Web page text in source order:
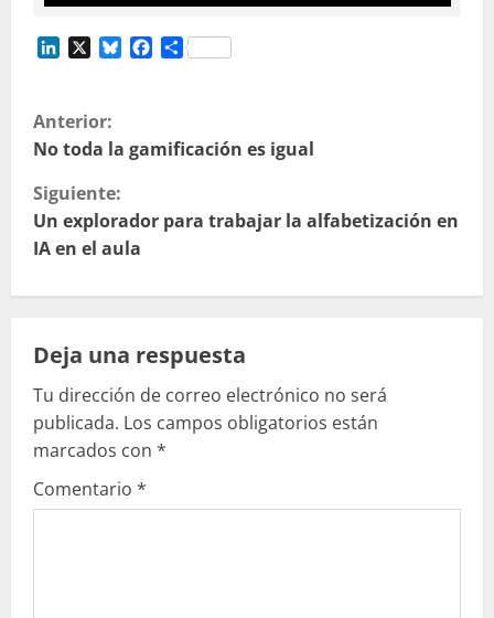
LinkedIn BlueskyFacebook
Compartir
S
i
g
u
e
l
e
y
e
Anterior:
No toda la gamificación es igual
Siguiente:
Un explorador para trabajar la alfabetización en
IA en el aula
Deja una respuesta
Tu dirección de correo electrónico no será
publicada. Los campos obligatorios están
marcados con *
Comentario *